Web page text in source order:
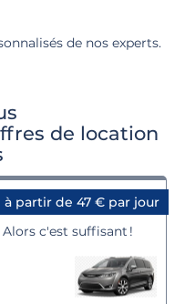
de nos experts.
de location
à partir de 47 € par jour
c'est suffisant !